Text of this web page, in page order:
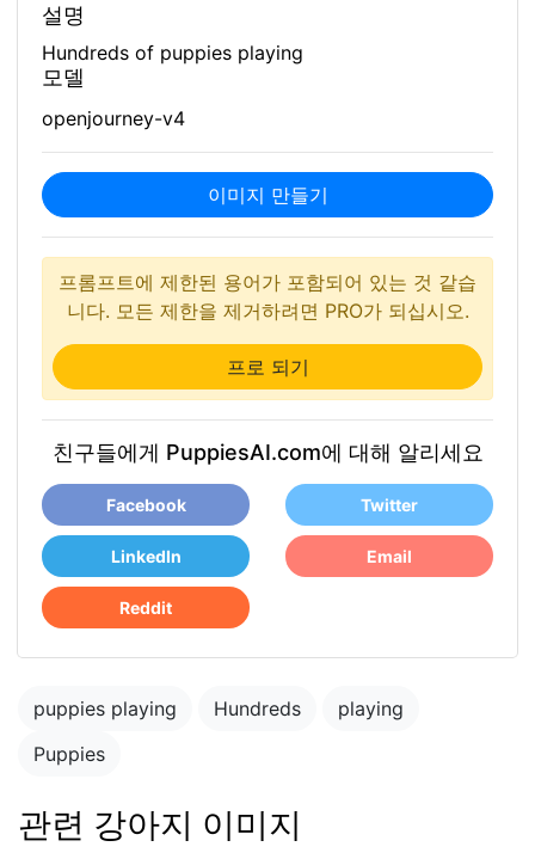
설명
Hundreds of puppies playing
모델
openjourney-v4
이미지 만들기
프롬프트에 제한된 용어가 포함되어 있는 것 같습
니다. 모든 제한을 제거하려면 PRO가 되십시오.
프로 되기
친구들에게 PuppiesAI.com에 대해 알리세요
Facebook Twitter
LinkedIn Email
Reddit
puppies playing Hundreds
playing
Puppies
관련 강아지 이미지
Blue merle
cattledog and
german shepard
puppy in the park